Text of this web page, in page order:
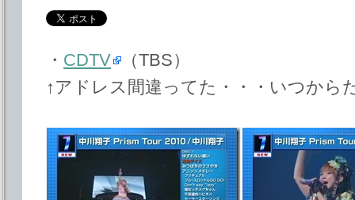
・ CDTV
（TBS）
↑アドレス間違ってた・・・いつから